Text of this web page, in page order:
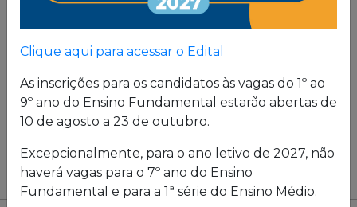
Clique aqui para acessar o Edital
As inscrições para os candidatos às vagas do 1º ao
9º ano do Ensino Fundamental estarão abertas de
10 de agosto a 23 de outubro.
Excepcionalmente, para o ano letivo de 2027, não
haverá vagas para o 7º ano do Ensino
Fundamental e para a 1ª série do Ensino Médio.